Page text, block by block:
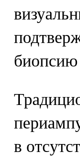
биопсию
в